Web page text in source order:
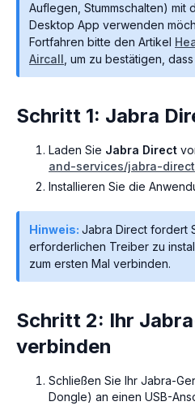
Auflegen, Stummschalten) mit
Desktop App verwenden
Fortfahren bitte den Artikel
Aircall , um zu bestätigen,
Schritt 1: Jabra
Laden Sie Jabra Direct
and-services/jabra-direct
Installieren Sie die
Hinweis: Jabra Direct fordert
erforderlichen Treiber zu
zum ersten Mal verbinden.
Schritt 2: Ihr
verbinden
Schließen Sie Ihr Jabra-
Dongle) an einen USB-